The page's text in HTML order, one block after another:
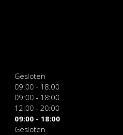
Gesloten
09:00 - 18:00
09:00 - 18:00
12:00 - 20:00
09:00 - 18:00
Gesloten